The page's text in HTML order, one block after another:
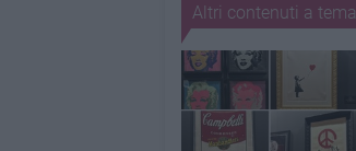
Altri contenuti a tema